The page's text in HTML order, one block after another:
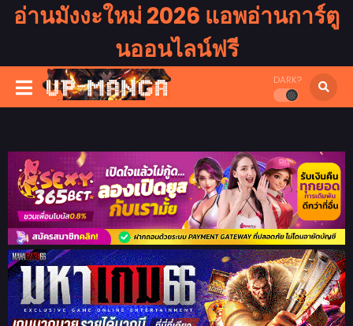
อ่านมังงะใหม่ 2026 แอพอ่านการ์ตู
นออนไลน์ฟรี
DARK?